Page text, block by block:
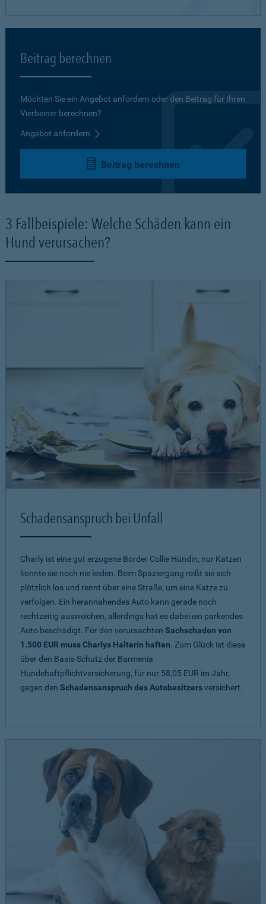
Beitrag berechnen
Möchten Sie ein Angebot anfordern oder den Beitrag für Ihren
Vierbeiner berechnen?
Angebot anfordern
Beitrag berechnen
3 Fallbeispiele: Welche Schäden kann ein
Hund verursachen?
Schadensanspruch bei Unfall
Charly ist eine gut erzogene Border Collie Hündin, nur Katzen
konnte sie noch nie leiden. Beim Spaziergang reißt sie sich
plötzlich los und rennt über eine Straße, um eine Katze zu
verfolgen. Ein herannahendes Auto kann gerade noch
rechtzeitig ausweichen, allerdings hat es dabei ein parkendes
Auto beschädigt. Für den verursachten Sachschaden von
1.500 EUR muss Charlys Halterin haften. Zum Glück ist diese
über den Basis-Schutz der Barmenia
Hundehaftpflichtversicherung, für nur 58,05 EUR im Jahr,
gegen den Schadensanspruch des Autobesitzersversichert.